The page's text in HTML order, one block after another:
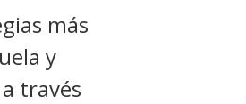
más
y
través